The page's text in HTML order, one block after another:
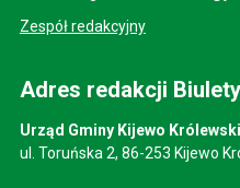
Zespół redakcyjny
Adres redakcji
Urząd Gminy Kijewo
ul. Toruńska 2, 86-253 Kijewo